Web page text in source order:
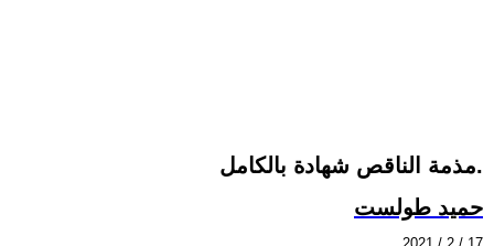
مذمة الناقص شهادة بالكامل.
حميد طولست